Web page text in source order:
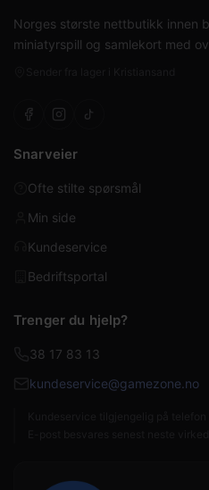
Norges største nettbutikk innen
miniatyrspill og samlekort med
Snarveier
Ofte stilte spørsmål
Min side
Kundeservice
Bedriftsportal
Trenger du hjelp?
38 17 83 13
kundeservice@gamezone.no